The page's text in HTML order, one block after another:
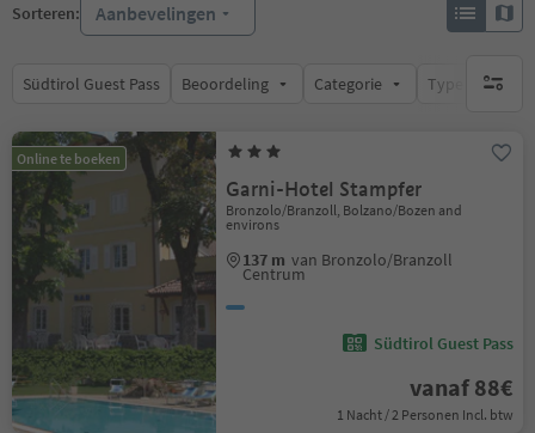
Sorteren: Aanbevelingen
Südtirol Guest Pass Beoordeling Categorie Type catering
geen
Online te boeken
Garni-Hotel Stampfer
Bronzolo/Branzoll, Bolzano/Bozen and
environs
137 m van Bronzolo/Branzoll
Centrum
Südtirol Guest Pass
vanaf 88€
1 Nacht / 2 Personen Incl. btw